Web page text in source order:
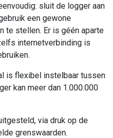
sluit de logger aan
een gewone
te stellen. Er is géén aparte
internetverbinding is
is flexibel instelbaar tussen
kan meer dan 1.000.000
via druk op de
grenswaarden.